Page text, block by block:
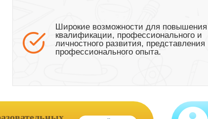
Широкие возможности для повышения
квалификации, профессионального и
личностного развития, представления
профессионального опыта.